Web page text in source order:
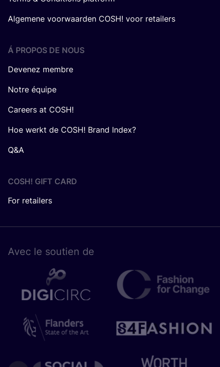
Algemene voorwaarden COSH! voor retailers
Á PROPOS DE NOUS
Devenez membre
Notre équipe
Careers at COSH!
Hoe werkt de COSH! Brand Index?
Q&A
COSH! GIFT CARD
For retailers
Avec le sou­tien de